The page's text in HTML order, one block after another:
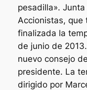
pesadilla».
Accionistas, que
finalizada la
de junio de
nuevo consejo
presidente. La
dirigido por